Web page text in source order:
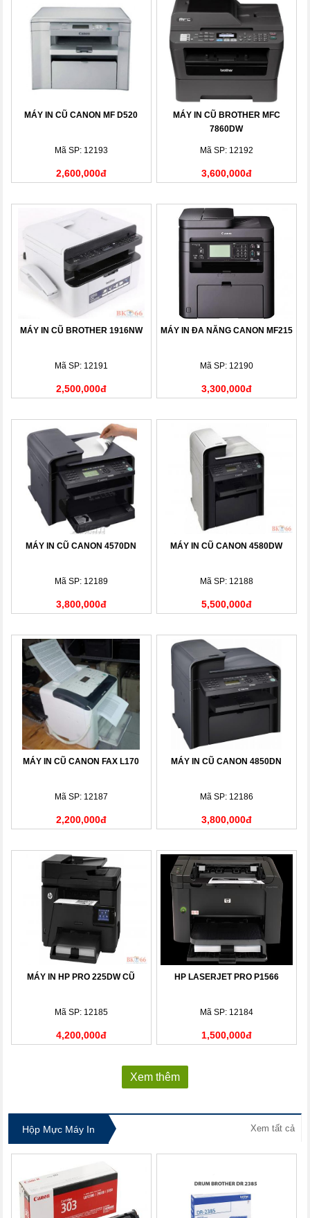
MÁY IN CŨ CANON MF D520
Mã SP: 12193
2,600,000đ
MÁY IN CŨ BROTHER MFC
7860DW
Mã SP: 12192
3,600,000đ
MÁY IN CŨ BROTHER 1916NW
Mã SP: 12191
2,500,000đ
MÁY IN ĐA NĂNG CANON MF215
Mã SP: 12190
3,300,000đ
MÁY IN CŨ CANON 4570DN
Mã SP: 12189
3,800,000đ
MÁY IN CŨ CANON 4580DW
Mã SP: 12188
5,500,000đ
MÁY IN CŨ CANON FAX L170
Mã SP: 12187
2,200,000đ
MÁY IN CŨ CANON 4850DN
Mã SP: 12186
3,800,000đ
MÁY IN HP PRO 225DW CŨ
Mã SP: 12185
4,200,000đ
HP LASERJET PRO P1566
Mã SP: 12184
1,500,000đ
Xem thêm
Hộp Mực Máy In Xem tất cả